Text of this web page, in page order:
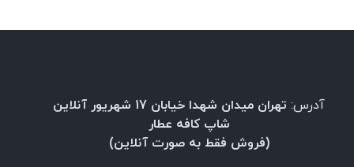
آدرس:
تهران میدان شهدا خیابان 17 شهریور آنلاین
شاپ کافه عطار
(فروش فقط به صورت آنلاین)